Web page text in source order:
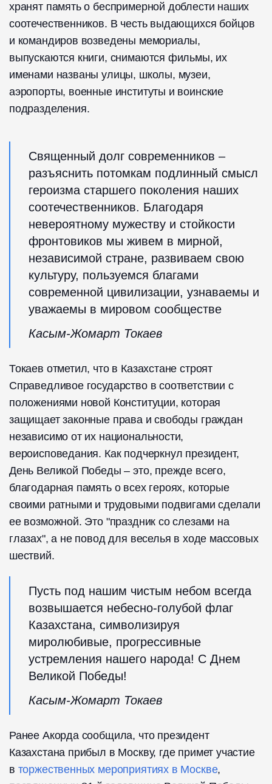
хранят память о беспримерной доблести наших
соотечественников. В честь выдающихся бойцов
и командиров возведены мемориалы,
выпускаются книги, снимаются фильмы, их
именами названы улицы, школы, музеи,
аэропорты, военные институты и воинские
подразделения.
Священный долг современников –
разъяснить потомкам подлинный смысл
героизма старшего поколения наших
соотечественников. Благодаря
невероятному мужеству и стойкости
фронтовиков мы живем в мирной,
независимой стране, развиваем свою
культуру, пользуемся благами
современной цивилизации, узнаваемы и
уважаемы в мировом сообществе
Касым-Жомарт Токаев
Токаев отметил, что в Казахстане строят
Справедливое государство в соответствии с
положениями новой Конституции, которая
защищает законные права и свободы граждан
независимо от их национальности,
вероисповедания. Как подчеркнул президент,
День Великой Победы – это, прежде всего,
благодарная память о всех героях, которые
своими ратными и трудовыми подвигами сделали
ее возможной. Это "праздник со слезами на
глазах", а не повод для веселья в ходе массовых
шествий.
Пусть под нашим чистым небом всегда
возвышается небесно-голубой флаг
Казахстана, символизируя
миролюбивые, прогрессивные
устремления нашего народа! С Днем
Великой Победы!
Касым-Жомарт Токаев
Ранее Акорда сообщила, что президент
Казахстана прибыл в Москву, где примет участие
в торжественных мероприятиях в Москве,